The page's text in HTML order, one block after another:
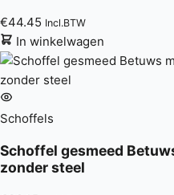
€44.45 Incl.BTW
In winkelwagen
Schoffels
Schoffel gesmeed
zonder steel